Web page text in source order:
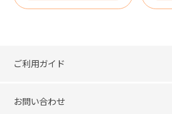
ご利用ガイド
お問い合わせ